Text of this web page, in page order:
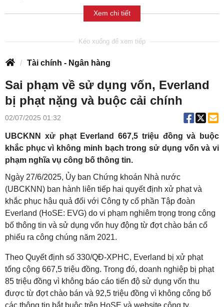
Xem chi tiết
Tài chính - Ngân hàng
Sai phạm về sử dụng vốn, Everland
bị phạt nặng và buộc cải chính
02/07/2025 01:32
UBCKNN xử phạt Everland 667,5 triệu đồng và buộc
khắc phục vì không minh bạch trong sử dụng vốn và vi
phạm nghĩa vụ công bố thông tin.
Ngày 27/6/2025, Ủy ban Chứng khoán Nhà nước
(UBCKNN) ban hành liên tiếp hai quyết định xử phạt và
khắc phục hậu quả đối với Công ty cổ phần Tập đoàn
Everland (HoSE: EVG) do vi phạm nghiêm trọng trong công
bố thông tin và sử dụng vốn huy động từ đợt chào bán cổ
phiếu ra công chúng năm 2021.
Theo Quyết định số 330/QĐ-XPHC, Everland bị xử phạt
tổng cộng 667,5 triệu đồng. Trong đó, doanh nghiệp bị phạt
85 triệu đồng vì không báo cáo tiến độ sử dụng vốn thu
được từ đợt chào bán và 92,5 triệu đồng vì không công bố
các thông tin bắt buộc trên HoSE và website công ty.